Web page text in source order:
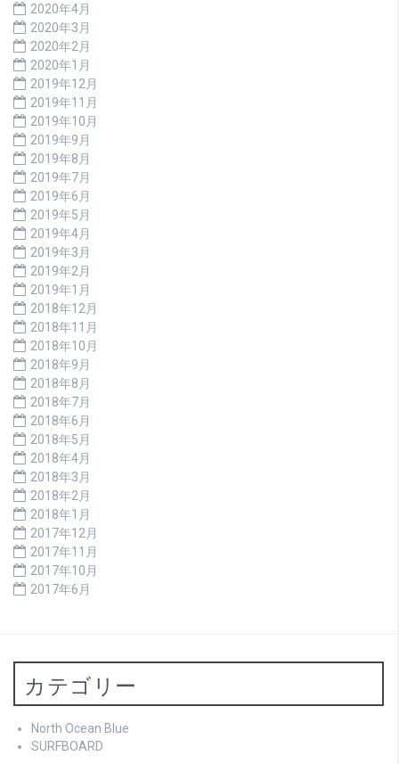
2020年4月
2020年3月
2020年2月
2020年1月
2019年12月
2019年11月
2019年10月
2019年9月
2019年8月
2019年7月
2019年6月
2019年5月
2019年4月
2019年3月
2019年2月
2019年1月
2018年12月
2018年11月
2018年10月
2018年9月
2018年8月
2018年7月
2018年6月
2018年5月
2018年4月
2018年3月
2018年2月
2018年1月
2017年12月
2017年11月
2017年10月
2017年6月
カテゴリー
North Ocean Blue
SURFBOARD